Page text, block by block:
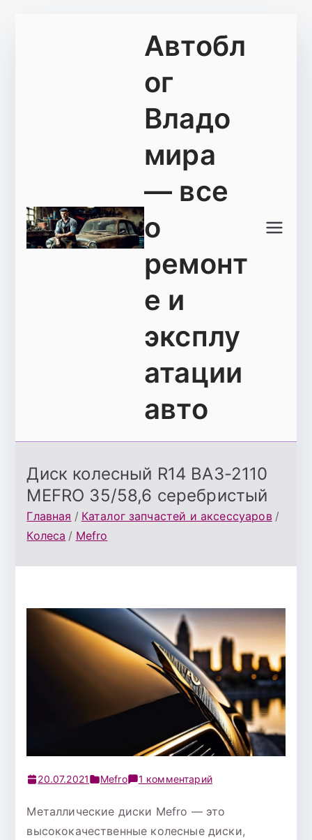
Автобл
ог
Владо
мира
— все
о
ремонт
е и
эксплу
атации
авто
Диск колесный R14 ВАЗ-2110
MEFRO 35/58,6 серебристый
Главная
Каталог запчастей и аксессуаров
Колеса
Mefro
20.07.2021 Mefro 1 комментарийк
Диск
колесный
Металлические диски Mefro — это
высококачественные колесные диски,